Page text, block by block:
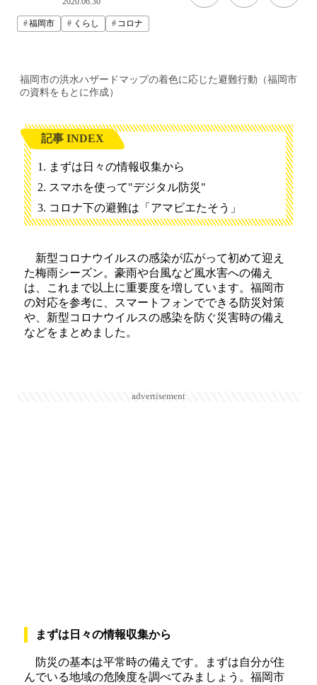
福岡市 くらし コロナ
福岡市の洪水ハザードマップの着色に応じた避難行動（福岡市
の資料をもとに作成）
記事 INDEX
まずは日々の情報収集から
スマホを使って"デジタル防災"
コロナ下の避難は「アマビエたそう」
新型コロナウイルスの感染が広がって初めて迎え
た梅雨シーズン。豪雨や台風など風水害への備え
は、これまで以上に重要度を増しています。福岡市
の対応を参考に、スマートフォンでできる防災対策
や、新型コロナウイルスの感染を防ぐ災害時の備え
などをまとめました。
advertisement
まずは日々の情報収集から
防災の基本は平常時の備えです。まずは自分が住
んでいる地域の危険度を調べてみましょう。福岡市